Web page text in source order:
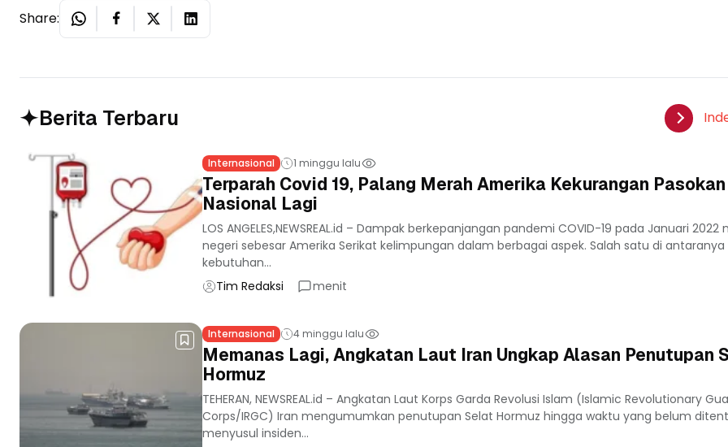
Share:
Berita Terbaru
Internasional 1 minggu lalu
Terparah Covid 19, Palang Merah Amerika Kekurangan
Nasional Lagi
LOS ANGELES,NEWSREAL.id – Dampak berkepanjangan pandemi COVID-19 pada Januari
negeri sebesar Amerika Serikat kelimpungan dalam berbagai aspek. Salah satu di
kebutuhan...
Tim Redaksi
menit
Internasional 4 minggu lalu
Memanas Lagi, Angkatan Laut Iran Ungkap Alasan Penutupan
Hormuz
TEHERAN, NEWSREAL.id – Angkatan Laut Korps Garda Revolusi Islam (Islamic Revolutionary
Corps/IRGC) Iran mengumumkan penutupan Selat Hormuz hingga waktu yang belum
menyusul insiden...